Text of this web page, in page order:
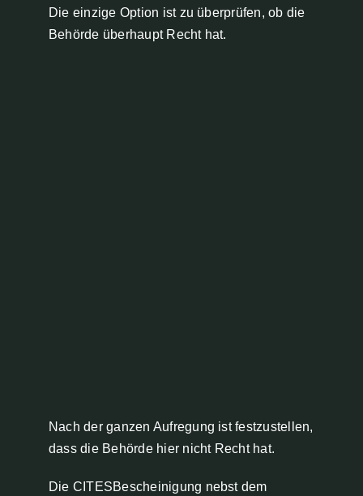
Die einzige Option ist zu überprüfen, ob die
Behörde überhaupt Recht hat.
Nach der ganzen Aufregung ist festzustellen,
dass die Behörde hier nicht Recht hat.
Die CITESBescheinigung nebst dem